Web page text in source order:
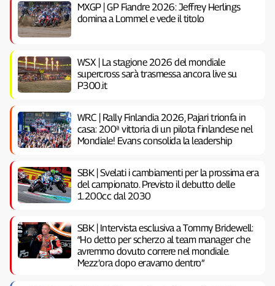
MXGP | GP Fiandre 2026: Jeffrey Herlings
domina a Lommel e vede il titolo
WSX | La stagione 2026 del mondiale
supercross sarà trasmessa ancora live su
P300.it
WRC | Rally Finlandia 2026, Pajari trionfa in
casa: 200ª vittoria di un pilota finlandese nel
Mondiale! Evans consolida la leadership
SBK | Svelati i cambiamenti per la prossima era
del campionato. Previsto il debutto delle
1.200cc dal 2030
SBK | Intervista esclusiva a Tommy Bridewell:
“Ho detto per scherzo al team manager che
avremmo dovuto correre nel mondiale.
Mezz’ora dopo eravamo dentro”